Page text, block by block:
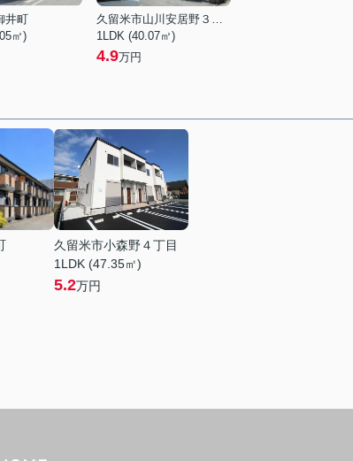
井町
㎡)
久留米市山川安居野３丁目
1LDK (40.07㎡)
4.9万円
久留米市小森野４丁目
1LDK (47.35㎡)
5.2万円